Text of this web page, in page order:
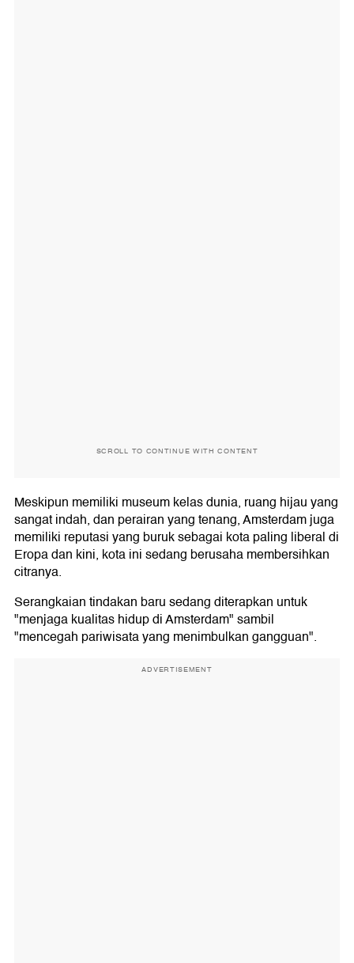
SCROLL TO CONTINUE WITH CONTENT
Meskipun memiliki museum kelas dunia, ruang hijau yang
sangat indah, dan perairan yang tenang, Amsterdam juga
memiliki reputasi yang buruk sebagai kota paling liberal di
Eropa dan kini, kota ini sedang berusaha membersihkan
citranya.
Serangkaian tindakan baru sedang diterapkan untuk
"menjaga kualitas hidup di Amsterdam" sambil
"mencegah pariwisata yang menimbulkan gangguan".
ADVERTISEMENT